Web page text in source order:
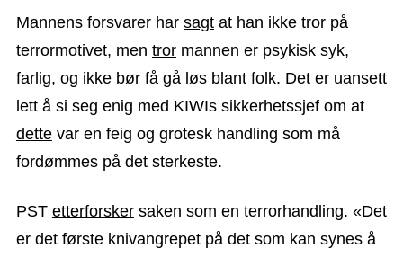
Mannens forsvarer har sagtat han ikke tror på
terrormotivet, men trormannen er psykisk syk,
farlig, og ikke bør få gå løs blant folk. Det er uansett
lett å si seg enig med KIWIs sikkerhetssjef om at
dettevar en feig og grotesk handling som må
fordømmes på det sterkeste.
PST etterforskersaken som en terrorhandling. «Det
er det første knivangrepet på det som kan synes å